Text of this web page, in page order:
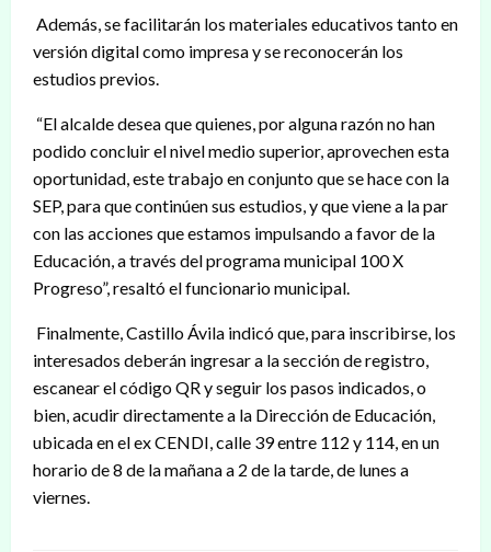
Además, se facilitarán los materiales educativos tanto en
versión digital como impresa y se reconocerán los
estudios previos.
“El alcalde desea que quienes, por alguna razón no han
podido concluir el nivel medio superior, aprovechen esta
oportunidad, este trabajo en conjunto que se hace con la
SEP, para que continúen sus estudios, y que viene a la par
con las acciones que estamos impulsando a favor de la
Educación, a través del programa municipal 100 X
Progreso”, resaltó el funcionario municipal.
Finalmente, Castillo Ávila indicó que, para inscribirse, los
interesados deberán ingresar a la sección de registro,
escanear el código QR y seguir los pasos indicados, o
bien, acudir directamente a la Dirección de Educación,
ubicada en el ex CENDI, calle 39 entre 112 y 114, en un
horario de 8 de la mañana a 2 de la tarde, de lunes a
viernes.